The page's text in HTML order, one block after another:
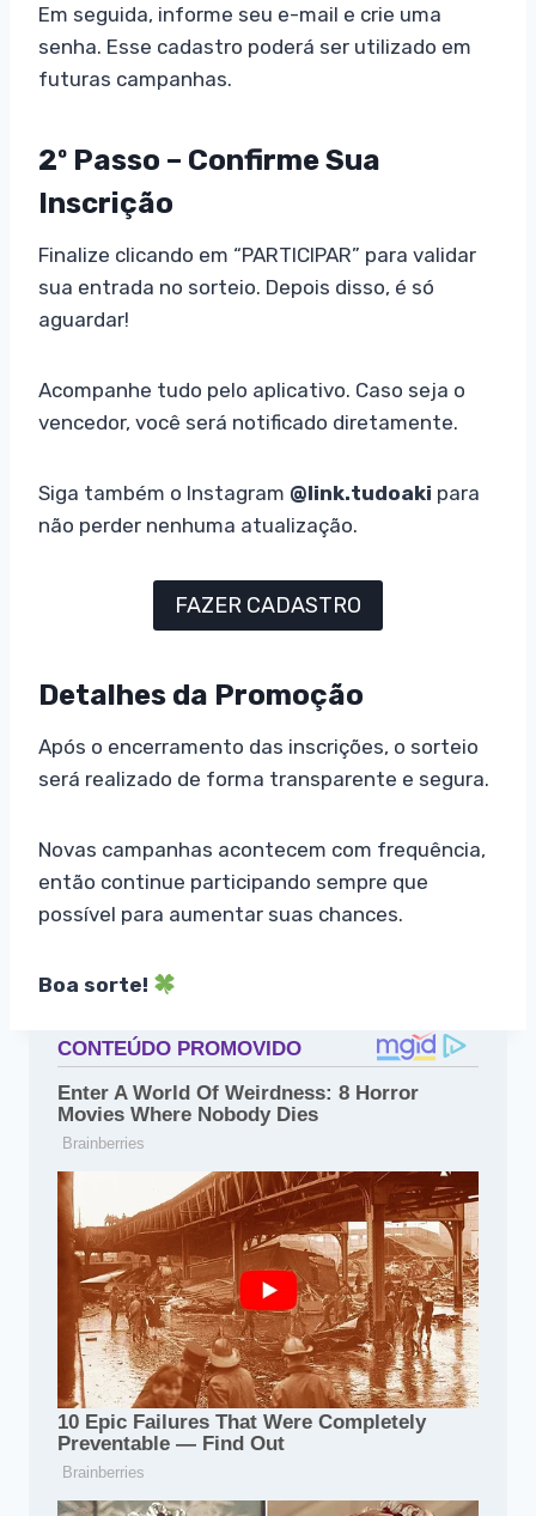
Em seguida, informe seu e-mail e crie uma
senha. Esse cadastro poderá ser utilizado em
futuras campanhas.
2º Passo – Confirme Sua
Inscrição
Finalize clicando em “PARTICIPAR” para validar
sua entrada no sorteio. Depois disso, é só
aguardar!
Acompanhe tudo pelo aplicativo. Caso seja o
vencedor, você será notificado diretamente.
Siga também o Instagram @link.tudoaki para
não perder nenhuma atualização.
FAZER CADASTRO
Detalhes da Promoção
Após o encerramento das inscrições, o sorteio
será realizado de forma transparente e segura.
Novas campanhas acontecem com frequência,
então continue participando sempre que
possível para aumentar suas chances.
Boa sorte!